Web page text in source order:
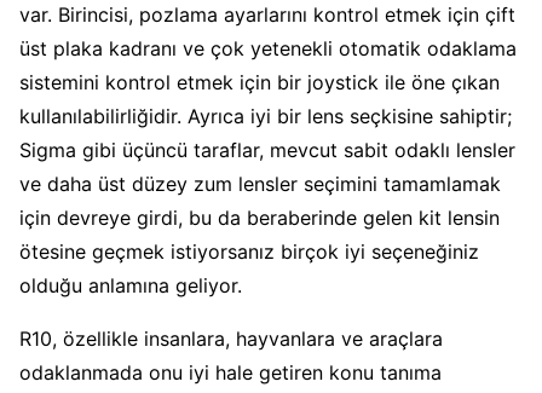
var. Birincisi, pozlama ayarlarını kontrol etmek için çift
üst plaka kadranı ve çok yetenekli otomatik odaklama
sistemini kontrol etmek için bir joystick ile öne çıkan
kullanılabilirliğidir. Ayrıca iyi bir lens seçkisine sahiptir;
Sigma gibi üçüncü taraflar, mevcut sabit odaklı lensler
ve daha üst düzey zum lensler seçimini tamamlamak
için devreye girdi, bu da beraberinde gelen kit lensin
ötesine geçmek istiyorsanız birçok iyi seçeneğiniz
olduğu anlamına geliyor.
R10, özellikle insanlara, hayvanlara ve araçlara
odaklanmada onu iyi hale getiren konu tanıma